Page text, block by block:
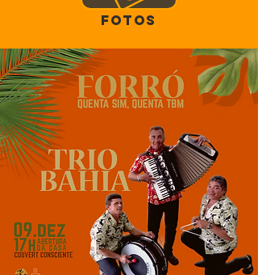
FOTOS